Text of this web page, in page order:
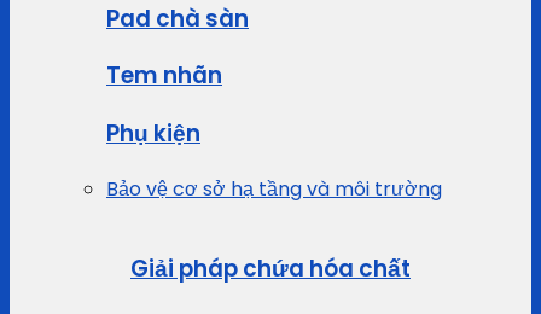
Pad chà sàn
Tem nhãn
Phụ kiện
Bảo vệ cơ sở hạ tầng và môi trường
Giải pháp chứa hóa chất